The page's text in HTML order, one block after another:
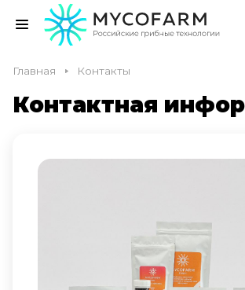
Главная Контакты
Контактная